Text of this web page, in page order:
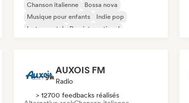
Chanson italienne
Bossa nova
Musique pour enfants
Indie pop
Instrumental
Pop international
AUXOIS FM
Radio
> 12700 feedbacks réalisés